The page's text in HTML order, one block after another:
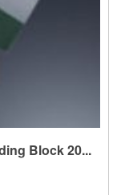
Block 20...